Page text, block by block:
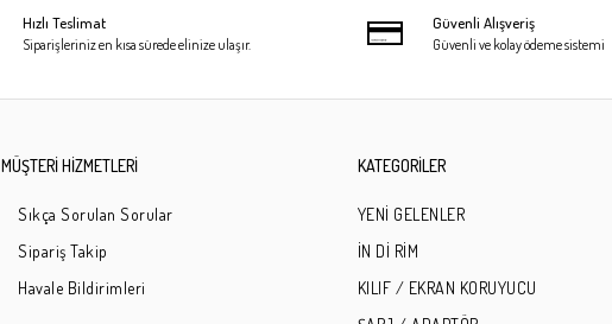
Hızlı Teslimat
Siparişleriniz en kısa sürede elinize ulaşır.
Güvenli Alışveriş
Güvenli ve kolay ödeme sistemi
MÜŞTERİ HİZMETLERİ
Sıkça Sorulan Sorular
Sipariş Takip
Havale Bildirimleri
KATEGORİLER
YENİ GELENLER
İN Dİ RİM
KILIF / EKRAN KORUYUCU